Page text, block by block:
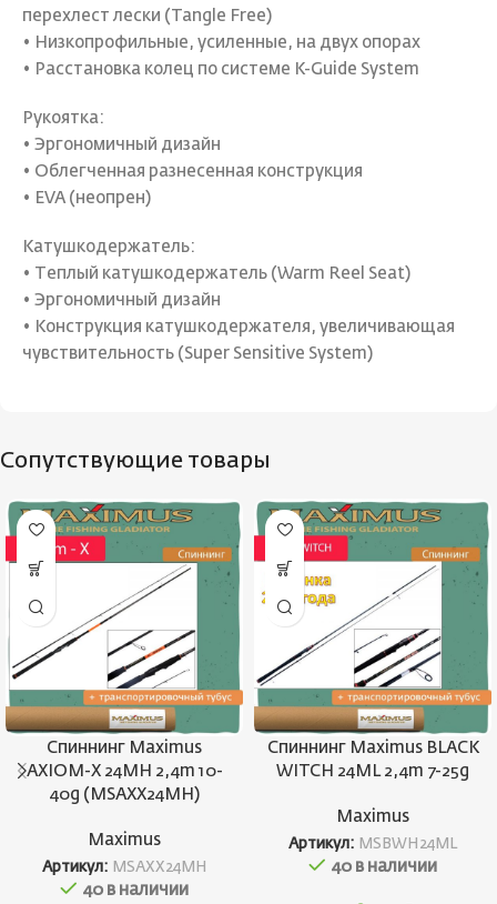
перехлест лески (Tangle Free)
• Низкопрофильные, усиленные, на двух опорах
• Расстановка колец по системе K-Guide System
Рукоятка:
• Эргономичный дизайн
• Облегченная разнесенная конструкция
• EVA (неопрен)
Катушкодержатель:
• Теплый катушкодержатель (Warm Reel Seat)
• Эргономичный дизайн
• Конструкция катушкодержателя, увеличивающая
чувствительность (Super Sensitive System)
Сопутствующие товары
Спиннинг Maximus
AXIOM-X 24MH 2,4m 10-
40g (MSAXX24MH)
Maximus
Артикул: MSAXX24MH
40 в наличии
Спиннинг Maximus BLACK
WITCH 24ML 2,4m 7-25g
Maximus
Артикул: MSBWH24ML
40 в наличии